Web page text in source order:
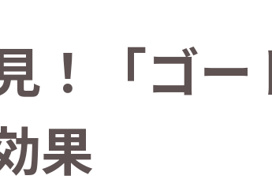
！「ゴー
果